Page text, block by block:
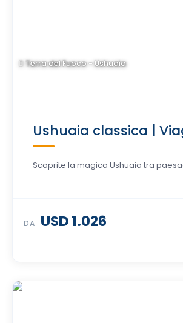
Terra del Fuoco - Ushuaia
Ushuaia classica |
Scoprite la magica Ushuaia tra
DA USD 1.026